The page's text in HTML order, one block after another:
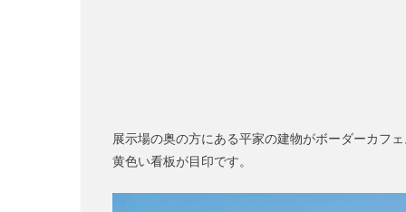
展示場の奥の方にある平家の建物がボーダーカフ
黄色い看板が目印です。